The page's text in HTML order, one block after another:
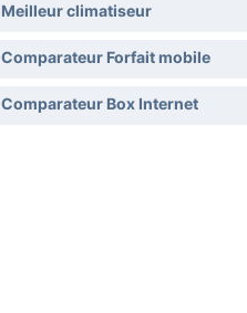
Meilleur climatiseur
Comparateur Forfait mobile
Comparateur Box Internet